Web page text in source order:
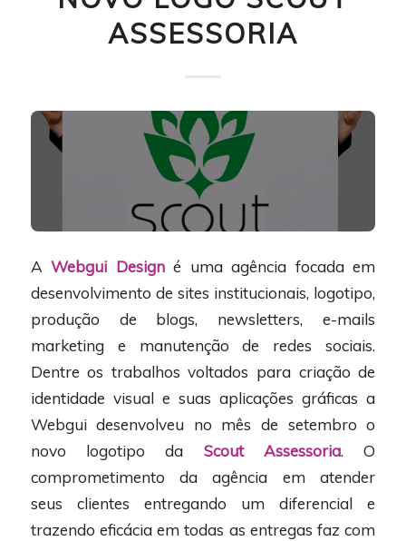
ASSESSORIA
AWebgui Designé uma agência focada em
desenvolvimento de sites institucionais, logotipo,
produção de blogs, newsletters, e-mails
marketing e manutenção de redes sociais.
Dentre os trabalhos voltados para criação de
identidade visual e suas aplicações gráficas a
Webgui desenvolveu no mês de setembro o
novo logotipo da Scout Assessoria. O
comprometimento da agência em atender
seus clientes entregando um diferencial e
trazendo eficácia em todas as entregas faz com